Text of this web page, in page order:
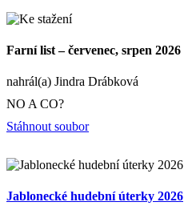
Farní list – červenec, srpen 2026
nahrál(a) Jindra Drábková
NO A CO?
Stáhnout soubor
Jablonecké hudební úterky 2026